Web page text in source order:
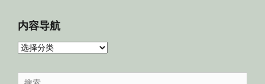
内容导航
内
导Search